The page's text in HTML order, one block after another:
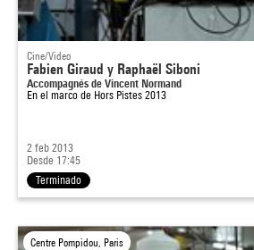
Cine/Video
Fabien Giraud y Raphaël Siboni
Accompagnés de Vincent Normand
En el marco de Hors Pistes 2013
2 feb 2013
Desde 17:45
Terminado
Centre Pompidou, Paris